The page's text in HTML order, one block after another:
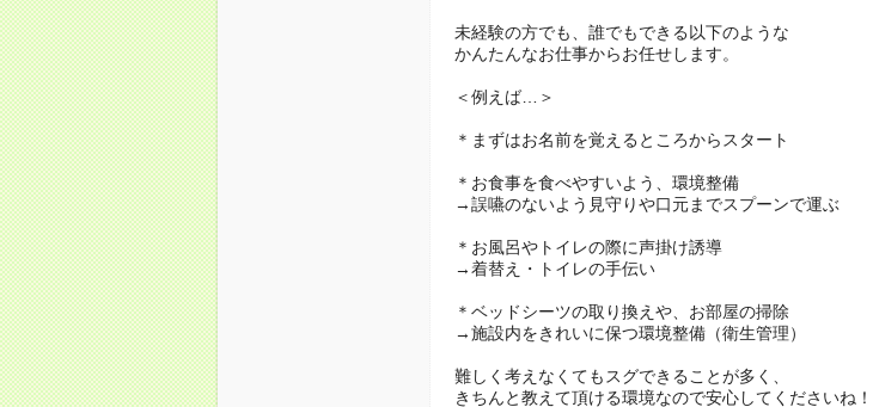
未経験の方でも、誰でもできる以下のような
かんたんなお仕事からお任せします。
＜例えば…＞
＊まずはお名前を覚えるところからスタート
＊お食事を食べやすいよう、環境整備
→誤嚥のないよう見守りや口元までスプーンで運ぶ
＊お風呂やトイレの際に声掛け誘導
→着替え・トイレの手伝い
＊ベッドシーツの取り換えや、お部屋の掃除
→施設内をきれいに保つ環境整備（衛生管理）
難しく考えなくてもスグできることが多く、
きちんと教えて頂ける環境なので安心してくださいね！